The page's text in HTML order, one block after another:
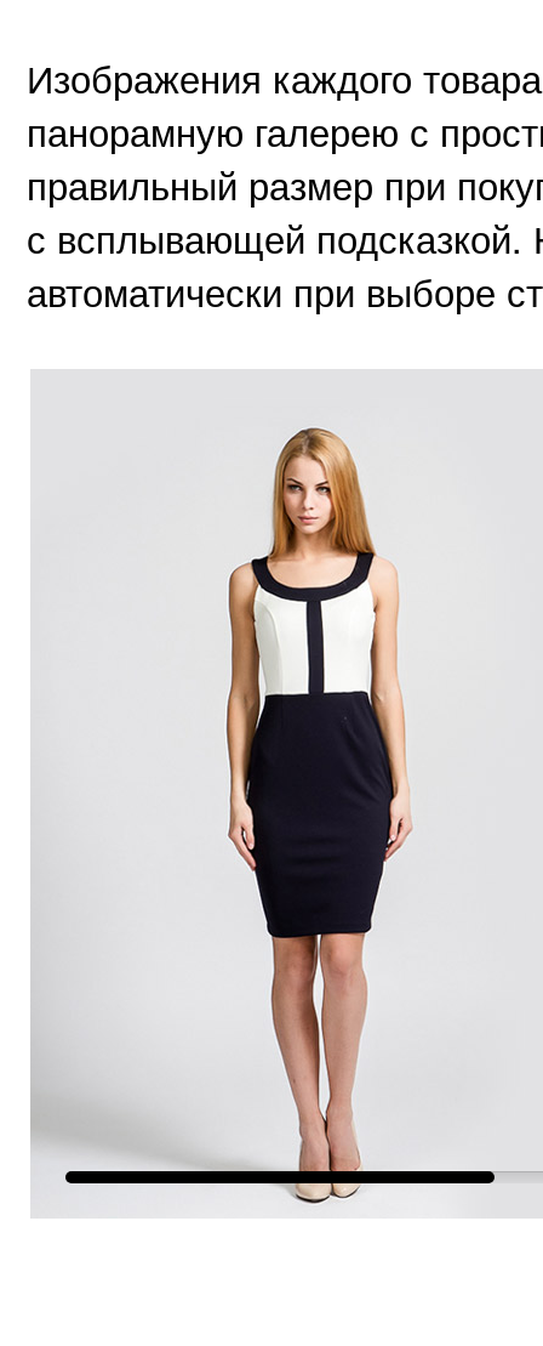
Изображения каждого
панорамную галерею с
правильный размер при
с всплывающей подсказкой.
автоматически при выборе